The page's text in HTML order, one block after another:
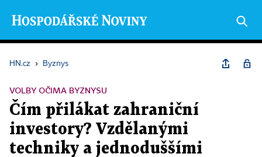
HN.cz › Byznys
VOLBY OČIMA BYZNYSU
Čím přilákat zahraniční
investory? Vzdělanými
techniky a jednoduššími